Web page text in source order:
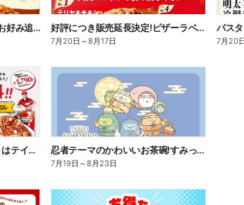
【夏フェス】チーズフェス! お好み追加トッピング「チーズ」が半額以下で注文できる! 好評につき販売延長決定!ピザーラベスト4クォーター
7月20日 ～8月17日
パス
7月20
話題のCM商品入り!ピザーラはテイクアウトがお得!2枚目無料 忍者テーマのかわいいお茶碗!すみっコぐらしスペシャルパック
7月19日 ～8月23日